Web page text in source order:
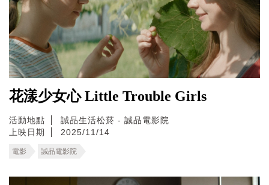
花漾少女心 Little Trouble Girls
活動地點
誠品生活松菸 - 誠品電影院
上映日期
2025/11/14
電影 誠品電影院